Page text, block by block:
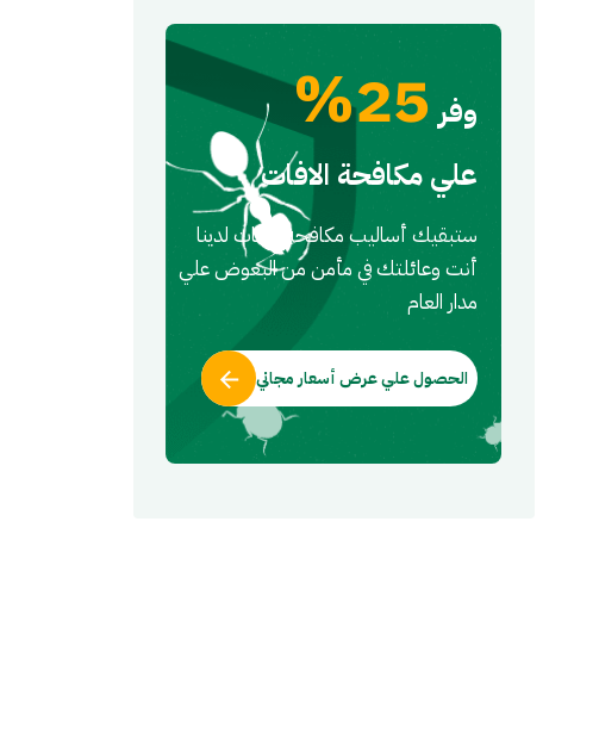
وفر 25%
علي مكافحة الافات
ستبقيك أساليب مكافحه الافات لدينا
أنت وعائلتك في مأمن من البعوض علي
مدار العام
الحصول علي عرض أسعار مجاني